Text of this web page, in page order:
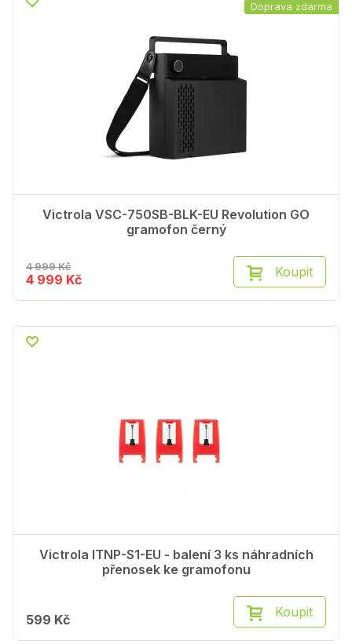
Victrola VSC-750SB-BLK-EU Revolution GO
gramofon černý
4 999 Kč
4 999 Kč Koupit
Doprava zdarma
Victrola ITNP-S1-EU - balení 3 ks náhradních
přenosek ke gramofonu
599 Kč Koupit